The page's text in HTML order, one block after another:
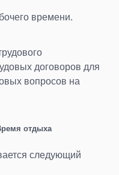
времени.
договоров для
вопросов на
отдыха
следующий